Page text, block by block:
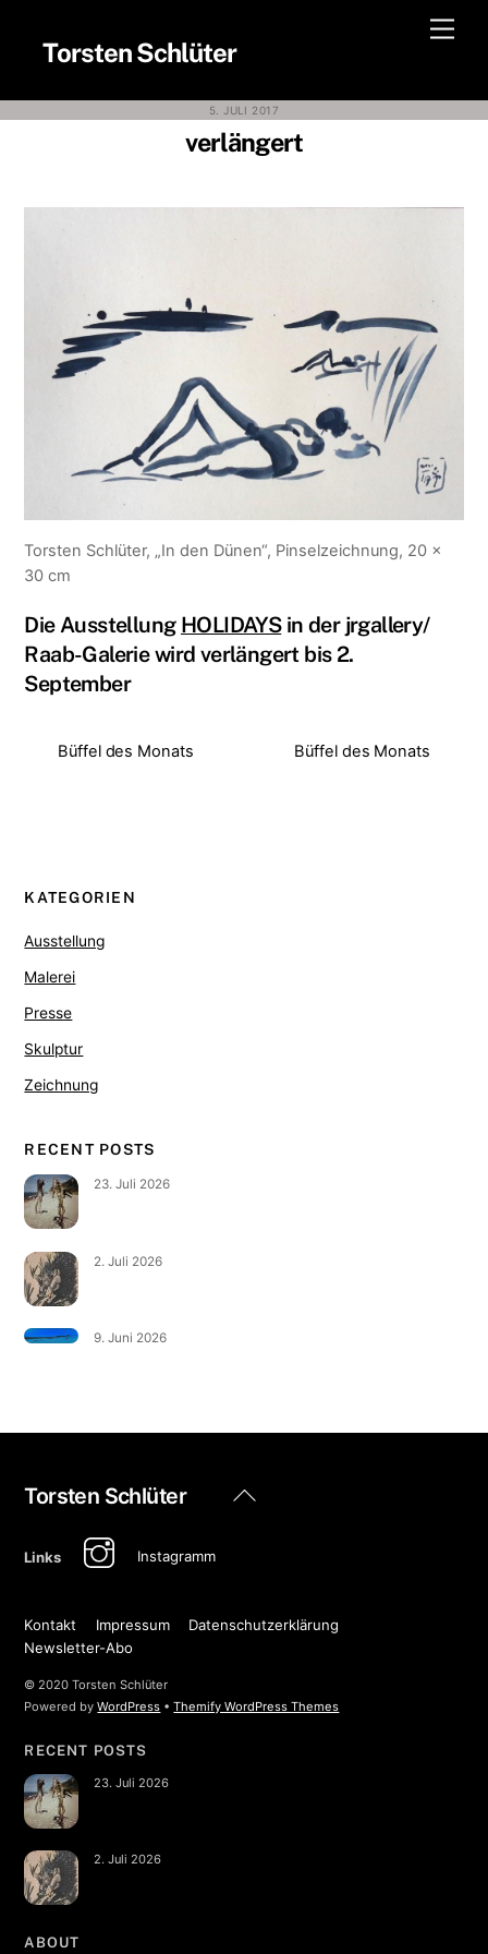
contentTorsten Schlüter
5. JULI 2017
verlängert
Torsten Schlüter, „In den Dünen“, Pinselzeichnung, 20 x
30 cm
Die Ausstellung HOLIDAYSin der jrgallery/
Raab-Galerie wird verlängert bis 2.
September
Büffel des Monats Büffel des Monats
KATEGORIEN
Ausstellung
Malerei
Presse
Skulptur
Zeichnung
RECENT POSTS
23. Juli 2026
2. Juli 2026
9. Juni 2026
Back
Torsten Schlüter
Links Instagramm
Kontakt Impressum
Datenschutzerklärung
Newsletter-Abo
© 2020 Torsten Schlüter
Powered byWordPress •Themify WordPress Themes
RECENT POSTS
23. Juli 2026
2. Juli 2026
ABOUT